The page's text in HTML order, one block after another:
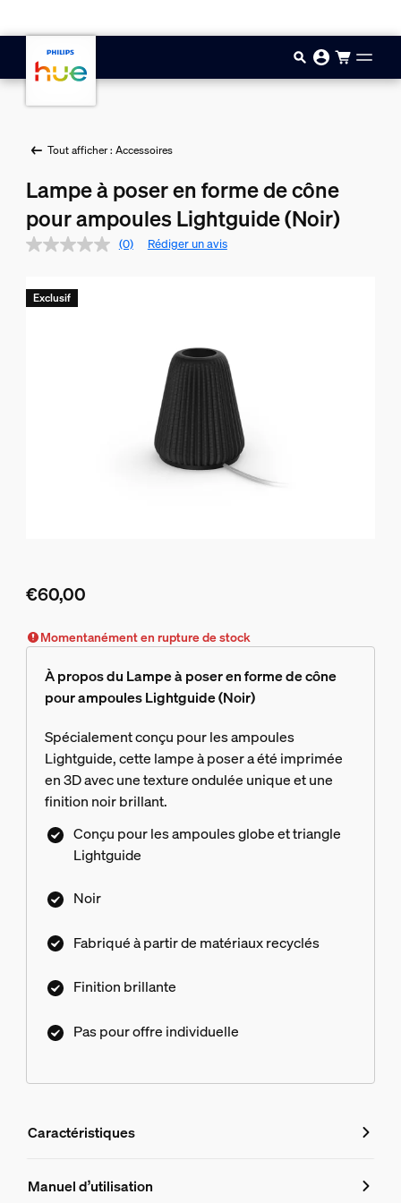
Tout afficher : Accessoires
Lampe à poser en forme de cône
pour ampoules Lightguide (Noir)
(0) Rédiger un avis
€60,00
Exclusif
Momentanément en rupture de stock
À propos du Lampe à poser en forme de cône
pour ampoules Lightguide (Noir)
Spécialement conçu pour les ampoules
Lightguide, cette lampe à poser a été imprimée
en 3D avec une texture ondulée unique et une
finition noir brillant.
Conçu pour les ampoules globe et triangle
Lightguide
Noir
Fabriqué à partir de matériaux recyclés
Finition brillante
Pas pour offre individuelle
Caractéristiques
Caractéristiques
Manuel d’utilisation